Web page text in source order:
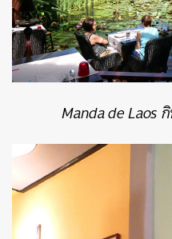
Manda de Laos